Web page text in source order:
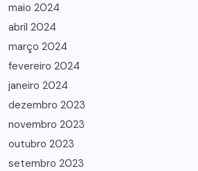
maio 2024
abril 2024
março 2024
fevereiro 2024
janeiro 2024
dezembro 2023
novembro 2023
outubro 2023
setembro 2023